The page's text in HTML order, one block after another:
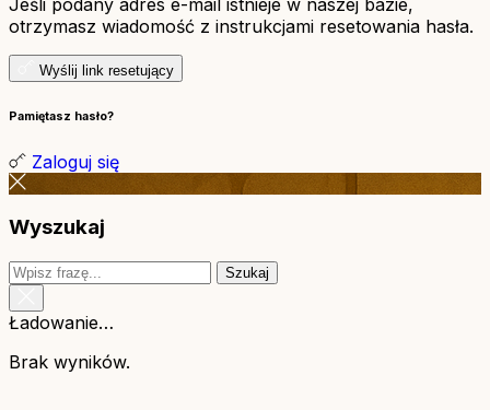
otrzymasz wiadomość z instrukcjami resetowania hasła.
Wyślij link resetujący
Pamiętasz hasło?
Zaloguj się
Wyszukaj
Szukaj
Ładowanie…
Brak wyników.